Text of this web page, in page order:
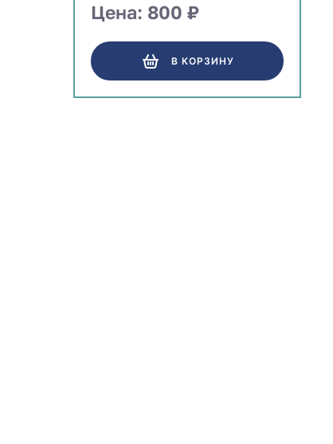
Цена: 800 ₽
В КОРЗИНУ